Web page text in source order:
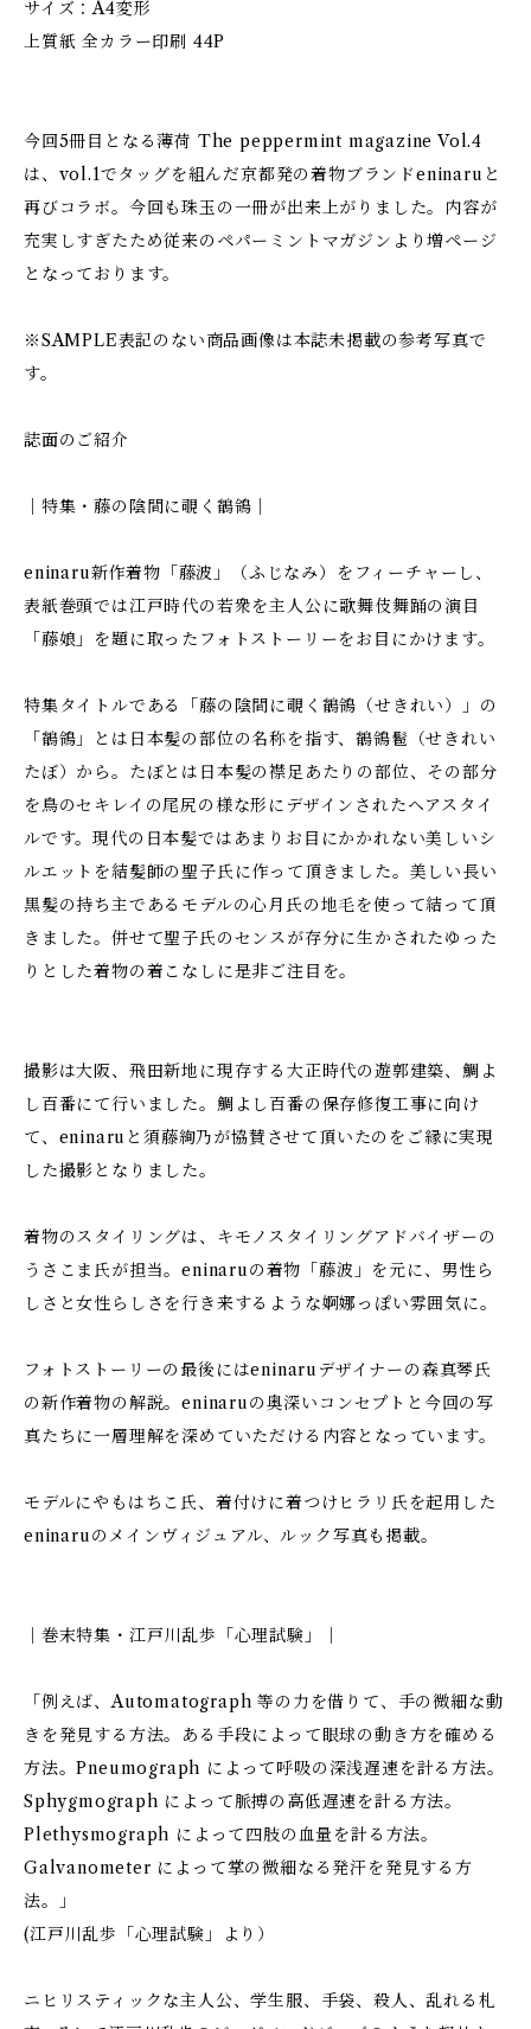
サイズ：A4変形
上質紙 全カラー印刷 44P
今回5冊目となる薄荷 The peppermint magazine Vol.4
は、vol.1でタッグを組んだ京都発の着物ブランドeninaruと
再びコラボ。今回も珠玉の一冊が出来上がりました。内容が
充実しすぎたため従来のペパーミントマガジンより増ページ
となっております。
※SAMPLE表記のない商品画像は本誌未掲載の参考写真で
す。
誌面のご紹介
｜特集・藤の陰間に覗く鶺鴒｜
eninaru新作着物「藤波」（ふじなみ）をフィーチャーし、
表紙巻頭では江戸時代の若衆を主人公に歌舞伎舞踊の演目
「藤娘」を題に取ったフォトストーリーをお目にかけます。
特集タイトルである「藤の陰間に覗く鶺鴒（せきれい）」の
「鶺鴒」とは日本髪の部位の名称を指す、鶺鴒髱（せきれい
たぼ）から。たぼとは日本髪の襟足あたりの部位、その部分
を鳥のセキレイの尾尻の様な形にデザインされたヘアスタイ
ルです。現代の日本髪ではあまりお目にかかれない美しいシ
ルエットを結髪師の聖子氏に作って頂きました。美しい長い
黒髪の持ち主であるモデルの心月氏の地毛を使って結って頂
きました。併せて聖子氏のセンスが存分に生かされたゆった
りとした着物の着こなしに是非ご注目を。
撮影は大阪、飛田新地に現存する大正時代の遊郭建築、鯛よ
し百番にて行いました。鯛よし百番の保存修復工事に向け
て、eninaruと須藤絢乃が協賛させて頂いたのをご縁に実現
した撮影となりました。
着物のスタイリングは、キモノスタイリングアドバイザーの
うさこま氏が担当。eninaruの着物「藤波」を元に、男性ら
しさと女性らしさを行き来するような婀娜っぽい雰囲気に。
フォトストーリーの最後にはeninaruデザイナーの森真琴氏
の新作着物の解説。eninaruの奥深いコンセプトと今回の写
真たちに一層理解を深めていただける内容となっています。
モデルにやもはちこ氏、着付けに着つけヒラリ氏を起用した
eninaruのメインヴィジュアル、ルック写真も掲載。
｜巻末特集・江戸川乱歩「心理試験」｜
「例えば、Automatograph 等の力を借りて、手の微細な動
きを発見する方法。ある手段によって眼球の動き方を確める
方法。Pneumograph によって呼吸の深浅遅速を計る方法。
Sphygmograph によって脈搏の高低遅速を計る方法。
Plethysmograph によって四肢の血量を計る方法。
Galvanometer によって掌の微細なる発汗を発見する方
法。」
(江戸川乱歩「心理試験」より）
ニヒリスティックな主人公、学生服、手袋、殺人、乱れる札